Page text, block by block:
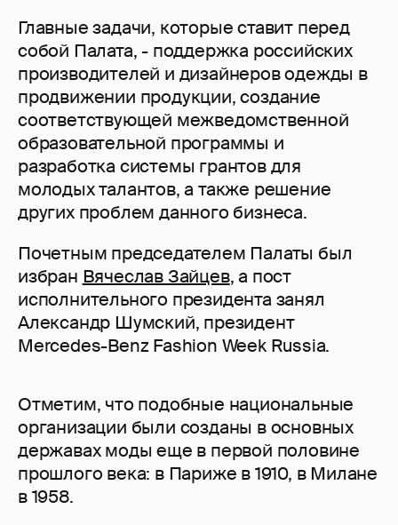
Главные задачи, которые ставит перед
собой Палата, - поддержка российских
производителей и дизайнеров одежды в
продвижении продукции, создание
соответствующей межведомственной
образовательной программы и
разработка системы грантов для
молодых талантов, а также решение
других проблем данного бизнеса.
Почетным председателем Палаты был
избран Вячеслав Зайцев, а пост
исполнительного президента занял
Александр Шумский, президент
Mercedes-Benz Fashion Week Russia.
Отметим, что подобные национальные
организации были созданы в основных
державах моды еще в первой половине
прошлого века: в Париже в 1910, в Милане
в 1958.